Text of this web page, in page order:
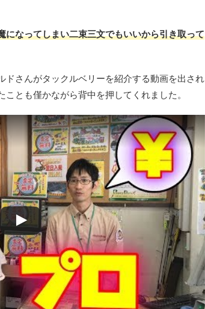
になってしまい二束三文でもいいから引き取って
さんがタックルベリーを紹介する動画を出され
とも僅かながら背中を押してくれました。